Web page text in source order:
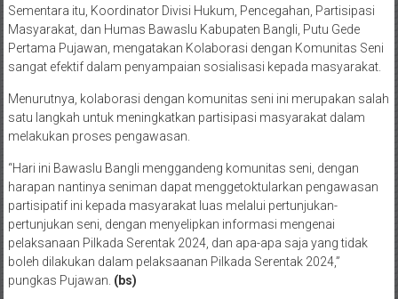
Sementara itu, Koordinator Divisi Hukum, Pencegahan, Partisipasi
Masyarakat, dan Humas Bawaslu Kabupaten Bangli, Putu Gede
Pertama Pujawan, mengatakan Kolaborasi dengan Komunitas Seni
sangat efektif dalam penyampaian sosialisasi kepada masyarakat.
Menurutnya, kolaborasi dengan komunitas seni ini merupakan salah
satu langkah untuk meningkatkan partisipasi masyarakat dalam
melakukan proses pengawasan.
“Hari ini Bawaslu Bangli menggandeng komunitas seni, dengan
harapan nantinya seniman dapat menggetoktularkan pengawasan
partisipatif ini kepada masyarakat luas melalui pertunjukan-
pertunjukan seni, dengan menyelipkan informasi mengenai
pelaksanaan Pilkada Serentak 2024, dan apa-apa saja yang tidak
boleh dilakukan dalam pelaksaanan Pilkada Serentak 2024,”
pungkas Pujawan. (bs)